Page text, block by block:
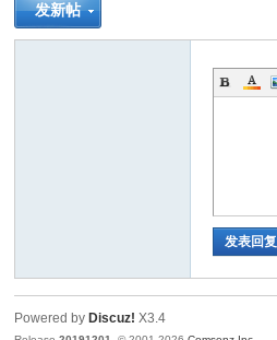
发新帖
发表回复
Powered by Discuz! X3.4